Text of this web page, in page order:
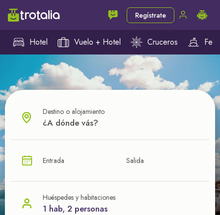
Regístrate
Hotel Vuelo + Hotel Cruceros
¿CUÁL VA A SER TU PRÓXIMO TROTE?
nuestras ofertas
Destino o alojamiento
Entrada Salida
Huéspedes y habitaciones
1 hab, 2 personas